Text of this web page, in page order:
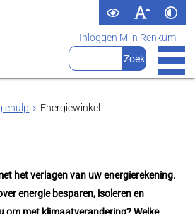
Inloggen Mijn Renkum
Energiewinkel
het verlagen van uw energierekening.
energie besparen, isoleren en